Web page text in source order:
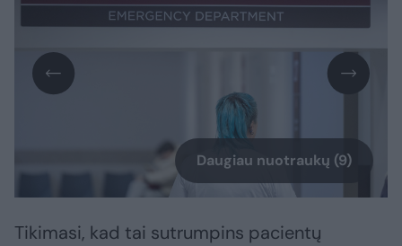
Daugiau nuotraukų (9)
Tikimasi, kad tai sutrumpins pacientų